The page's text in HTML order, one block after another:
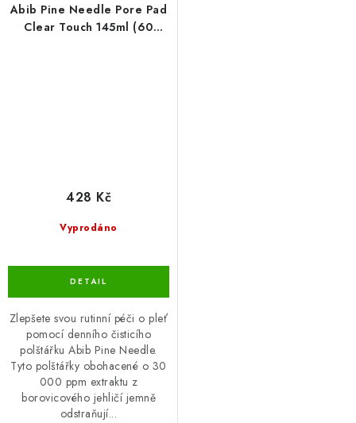
Abib Pine Needle Pore Pad
Clear Touch 145ml (60
Vyprodáno
428 Kč
Zlepšete svou rutinní péči o pleť
pomocí denního čisticího
polštářku Abib Pine Needle.
Tyto polštářky obohacené o 30
000 ppm extraktu z
borovicového jehličí jemně
odstraňují...